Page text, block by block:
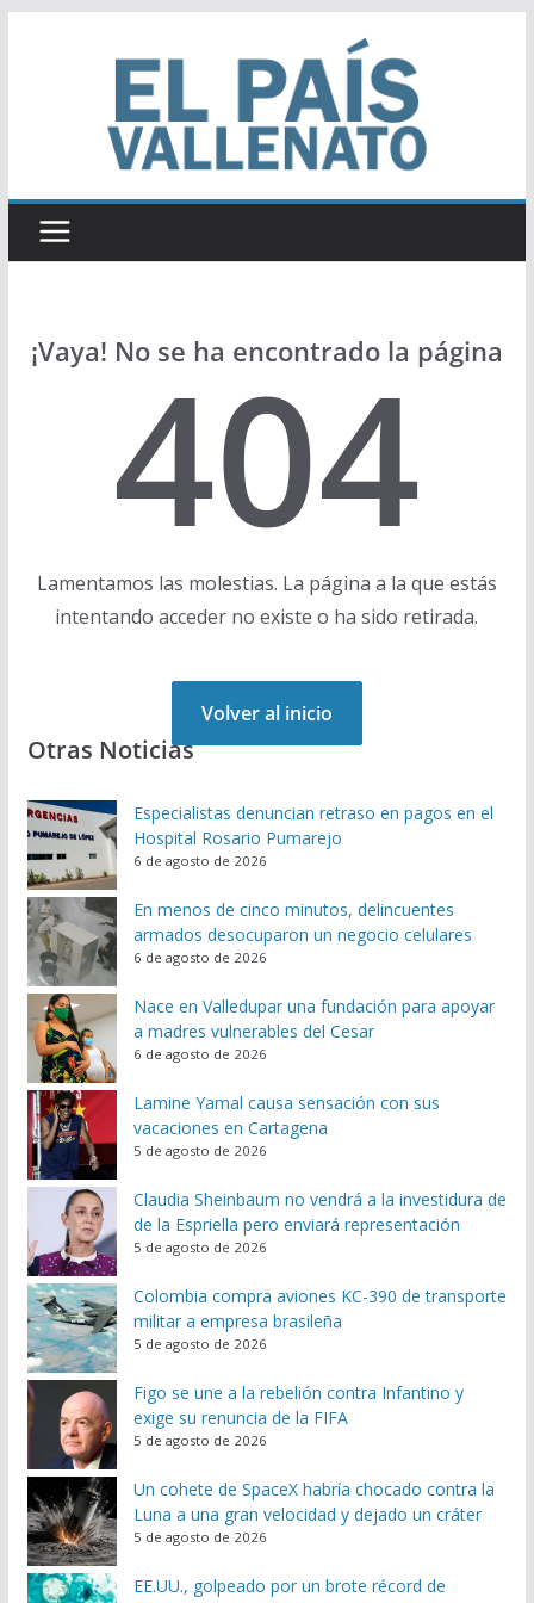
¡Vaya! No se ha encontrado la página
404
Lamentamos las molestias. La página a la que estás
intentando acceder no existe o ha sido retirada.
Volver al inicio
Otras Noticias
Especialistas denuncian retraso en pagos en el
Hospital Rosario Pumarejo
6 de agosto de 2026
En menos de cinco minutos, delincuentes
armados desocuparon un negocio celulares
6 de agosto de 2026
Nace en Valledupar una fundación para apoyar
a madres vulnerables del Cesar
6 de agosto de 2026
Lamine Yamal causa sensación con sus
vacaciones en Cartagena
5 de agosto de 2026
Claudia Sheinbaum no vendrá a la investidura de
de la Espriella pero enviará representación
5 de agosto de 2026
Colombia compra aviones KC-390 de transporte
militar a empresa brasileña
5 de agosto de 2026
Figo se une a la rebelión contra Infantino y
exige su renuncia de la FIFA
5 de agosto de 2026
Un cohete de SpaceX habría chocado contra la
Luna a una gran velocidad y dejado un cráter
5 de agosto de 2026
EE.UU., golpeado por un brote récord de